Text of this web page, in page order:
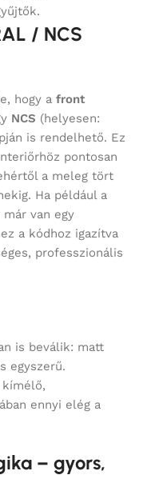
/ NCS
hogy a front
NCS (helyesen:
is rendelhető. Ez
pontosan
a meleg tört
Ha például a
van egy
a kódhoz igazítva
professzionális
is beválik: matt
egyszerű.
kímélő,
ennyi elég a
– gyors,